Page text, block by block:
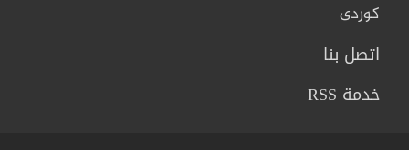
کوردی
اتصل بنا
خدمة RSS